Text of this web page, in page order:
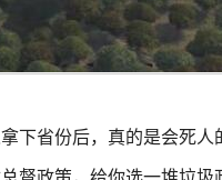
下省份后，真的是会死人